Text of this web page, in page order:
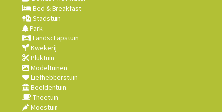
Bed & Breakfast
Stadstuin
Park
Landschapstuin
Kwekerij
Pluktuin
Modeltuinen
Liefhebberstuin
Beeldentuin
Theetuin
Moestuin